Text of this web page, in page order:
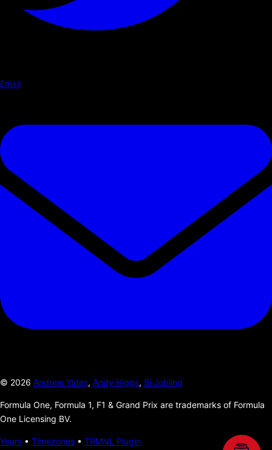
Email
© 2026 Andrew Yates, Andy Higgs, Si Jobling
Formula One, Formula 1, F1 & Grand Prix are trademarks of Formula
One Licensing BV.
Years • Timezones • TRMNL Plugin